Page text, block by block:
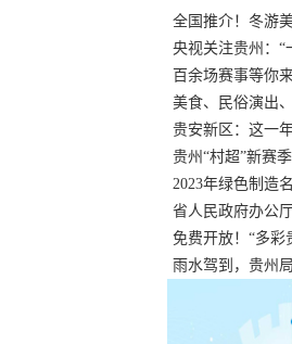
全国推介！冬游
错过
央视关注贵州：“
温
百余场赛事等你
正式“打响”
美食、民俗演出
两减三免”！
贵安新区：这一
贵州“村超”新赛
名额
2023年绿色制造
色工厂
省人民政府办公
资工作实施细则
免费开放！“多彩
展，持续至1月19
雨水驾到，贵州